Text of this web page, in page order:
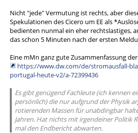
Nicht "jede" Vermutung ist rechts, aber
Spekulationen des Cicero um EE als
bedienten nunmal ein eher rechtslastiges,
das schon 5 Minuten nach der ersten
Eine mMn ganz gute Zusammenfassung
https://www.dw.com/de/stromausfall-
portugal-heute-v2/a-72399436
Es gibt genügend Fachleute (ich kennen
persönlich) die nur aufgrund der Physik
rotierenden Massen für unabdingbar
Jahren. Hat nichts mit irgendeiner Politik
mal den Endbericht abwarten.